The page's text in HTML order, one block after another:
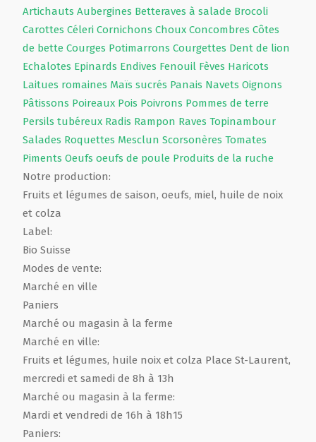
Artichauts Aubergines Betteraves à salade Brocoli
Carottes Céleri Cornichons Choux Concombres Côtes
de bette Courges Potimarrons Courgettes Dent de lion
Echalotes Epinards Endives Fenouil Fèves Haricots
Laitues romaines Maïs sucrés Panais Navets Oignons
Pâtissons Poireaux Pois Poivrons Pommes de terre
Persils tubéreux Radis Rampon Raves Topinambour
Salades Roquettes Mesclun Scorsonères Tomates
Piments Oeufs oeufs de poule Produits de la ruche
Notre production:
Fruits et légumes de saison, oeufs, miel, huile de noix
et colza
Label:
Bio Suisse
Modes de vente:
Marché en ville
Paniers
Marché ou magasin à la ferme
Marché en ville:
Fruits et légumes, huile noix et colza Place St-Laurent,
mercredi et samedi de 8h à 13h
Marché ou magasin à la ferme:
Mardi et vendredi de 16h à 18h15
Paniers: